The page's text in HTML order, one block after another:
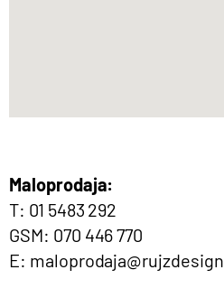
Maloprodaja:
T: 01 5483 292
GSM: 070 446 770
E: